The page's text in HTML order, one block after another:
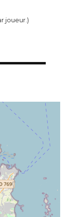
joueur.)